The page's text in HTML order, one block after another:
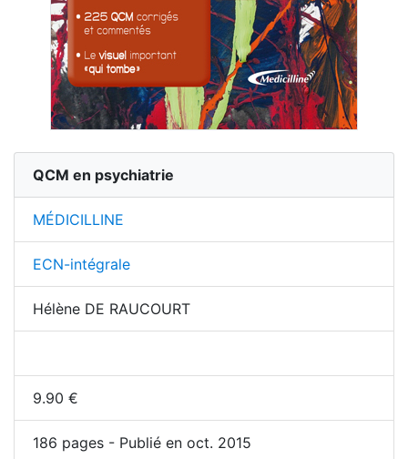
QCM en psychiatrie
MÉDICILLINE
ECN-intégrale
Hélène DE RAUCOURT
9.90 €
186 pages - Publié en oct. 2015